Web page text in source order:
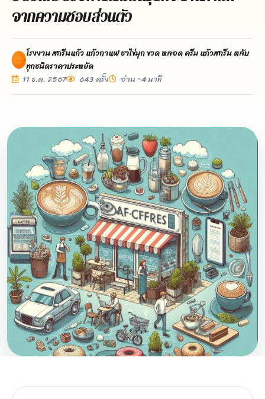
จากความชอบส่วนตัว
โรงงาน สกรีนแก้ว แก้วกาแฟ ชาไข่มุก ขวด หลอด ครีม แก้วสกรีน ตลับ
ทุกชนิดราคาประหยัด
11 ธ.ค. 2567
643 ครั้ง อ่าน ~4 นาที